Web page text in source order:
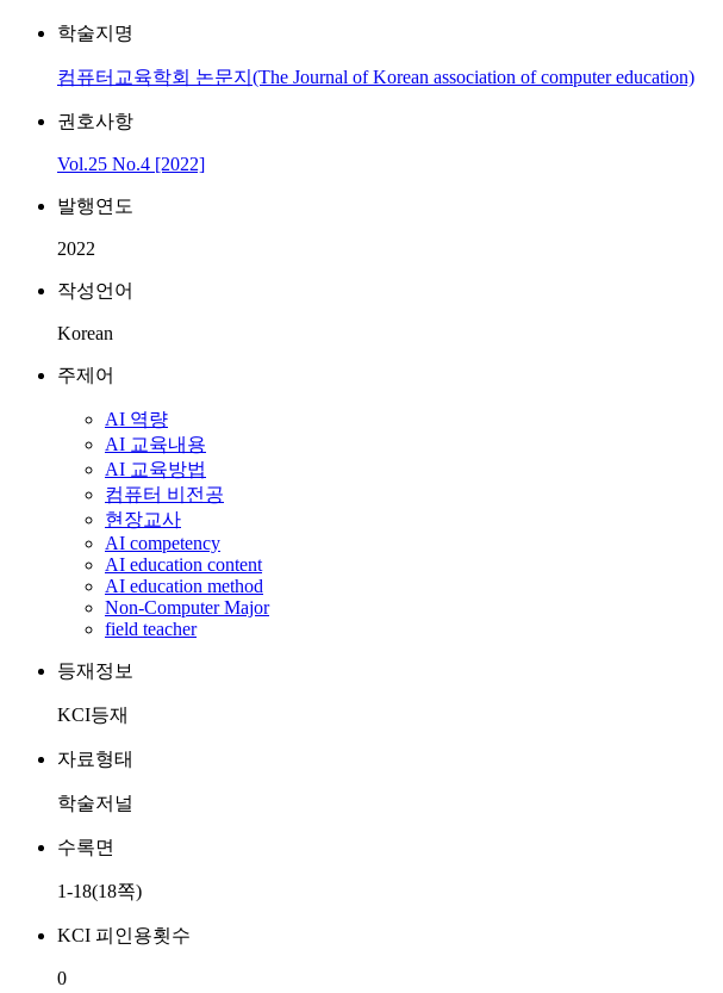
학술지명
컴퓨터교육학회 논문지(The Journal of Korean association of computer education)
권호사항
Vol.25 No.4 [2022]
발행연도
2022
작성언어
Korean
주제어
AI 역량
AI 교육내용
AI 교육방법
컴퓨터 비전공
현장교사
AI competency
AI education content
AI education method
Non-Computer Major
field teacher
등재정보
KCI등재
자료형태
학술저널
수록면
1-18(18쪽)
KCI 피인용횟수
0